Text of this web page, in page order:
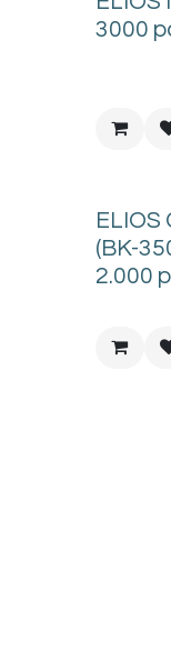
3000
ELIOS
(BK-
2.000